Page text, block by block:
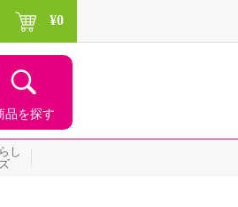
品を探す
¥0
し